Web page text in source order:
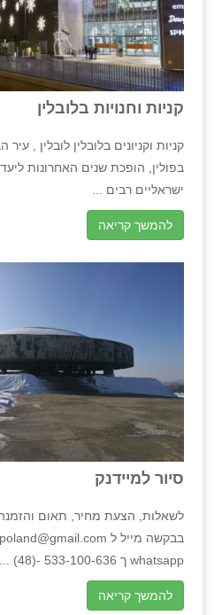
קניות וחנויות בלובלין
קניות וקניונים בלובלין לובלין ,
בפולין, הופכת שנים האחרונות
ישראליים רבים ...
להמשך קריאה
סיור למיידנק
לשאלות, הצעת מחיר, תאום
whatsapp ך 533-100-636 -(48) ...
להמשך קריאה